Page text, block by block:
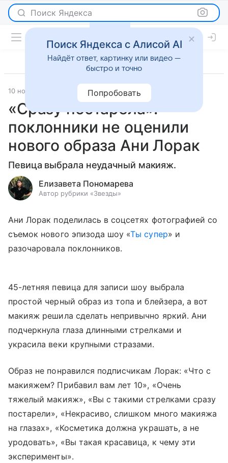
Поиск Яндекса
10 ноября 2023 Светская жизнь
«Сразу постарела»:
поклонники не оценили
нового образа Ани Лорак
Певица выбрала неудачный макияж.
Елизавета Пономарева
Автор рубрики «Звезды»
Ани Лорак поделилась в соцсетях фотографией со
съемок нового эпизода шоу «Ты супер» и
разочаровала поклонников.
45-летняя певица для записи шоу выбрала
простой черный образ из топа и блейзера, а вот
макияж решила сделать непривычно яркий. Ани
подчеркнула глаза длинными стрелками и
украсила веки крупными стразами.
Образ не понравился подписчикам Лорак: «Что с
макияжем? Прибавил вам лет 10», «Очень
тяжелый макияж», «Вы с такими стрелками сразу
постарели», «Некрасиво, слишком много макияжа
на глазах», «Косметика должна украшать, а не
уродовать», «Вы такая красавица, к чему эти
эксперименты».
Поиск Яндекса с Алисой AI
Найдёт ответ, картинку или видео —
быстро и точно
Попробовать